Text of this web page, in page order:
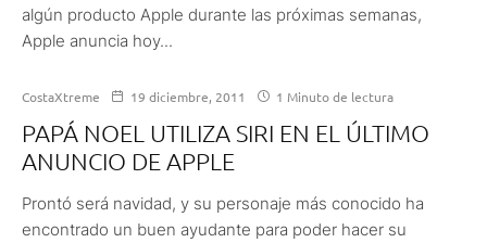
algún producto Apple durante las próximas semanas,
Apple anuncia hoy...
CostaXtreme 19 diciembre, 2011 1 Minuto de lectura
PAPÁ NOEL UTILIZA SIRI EN EL ÚLTIMO
ANUNCIO DE APPLE
Prontó será navidad, y su personaje más conocido ha
encontrado un buen ayudante para poder hacer su